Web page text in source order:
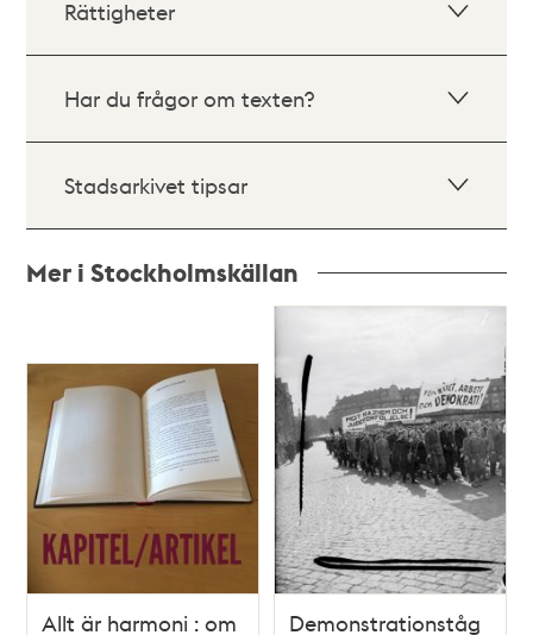
Rättigheter
Har du frågor om texten?
Stadsarkivet tipsar
Mer i Stockholmskällan
och
teman
Allt är harmoni : om
Demonstrationståg